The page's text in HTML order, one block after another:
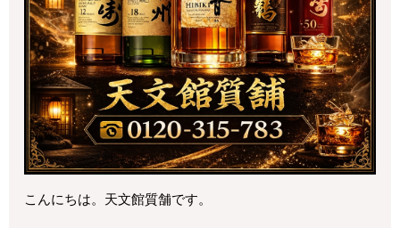
こんにちは。天文館質舗です。